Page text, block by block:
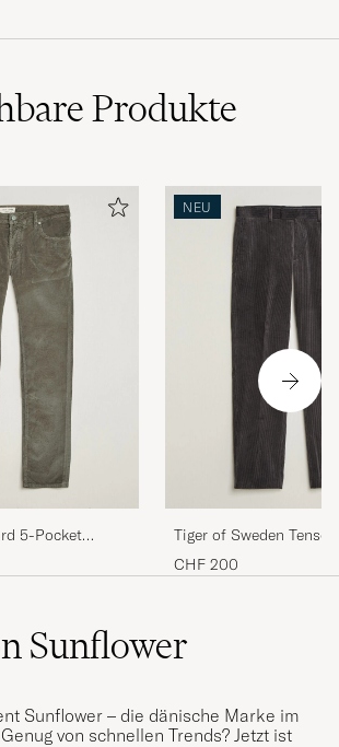
Produkte
5-Pocket
Trousers Taupe
NEU
Tiger of Sweden Tense
Corduroy Trousers
CHF 200
Sunflower
Sunflower – die dänische Marke im
von schnellen Trends? Jetzt ist